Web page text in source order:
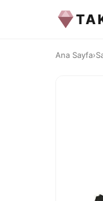
Ana Sayfa›